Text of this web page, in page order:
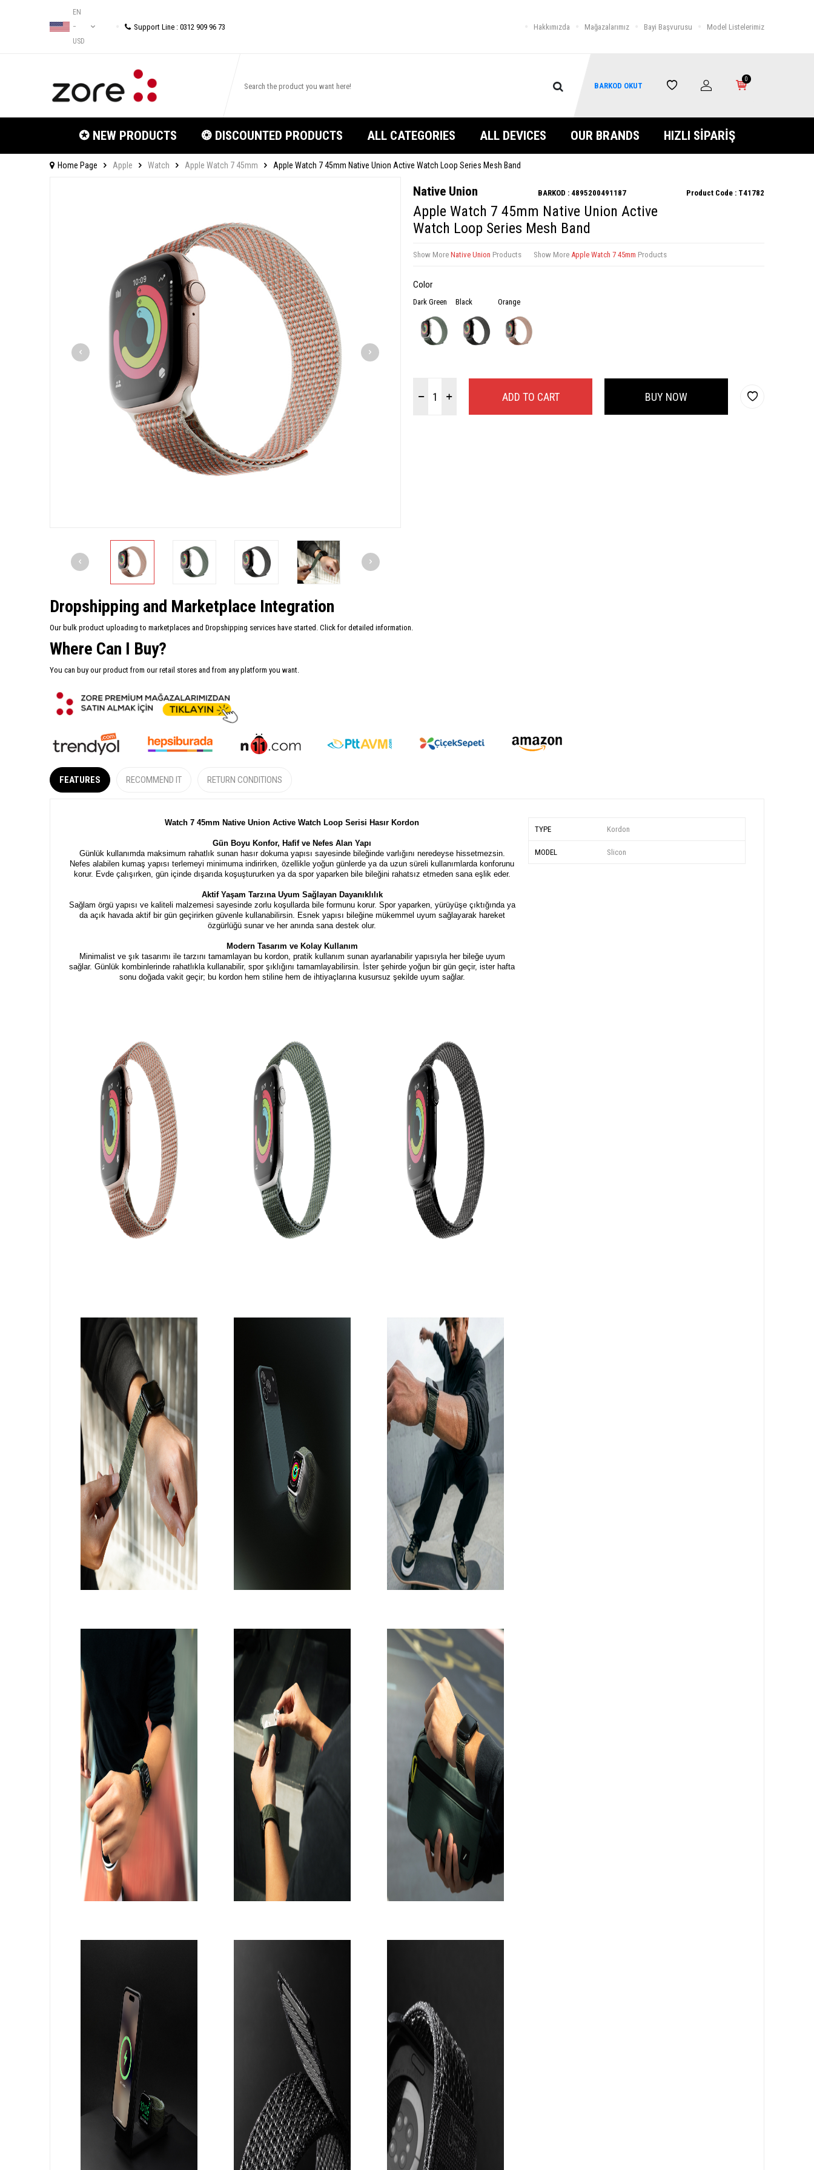
EN
−
USD
Support Line : 0312 909 96 73 Hakkımızda Mağazalarımız Bayi Başvurusu Model Listelerimiz
BARKOD OKUT
0
✪ NEW PRODUCTS ❂ DISCOUNTED PRODUCTS ALL CATEGORIES ALL DEVICES OUR BRANDS HIZLI SİPARİŞ
Home Page Apple Watch Apple Watch 7 45mm Apple Watch 7 45mm Native Union Active Watch Loop Series Mesh Band
Native Union BARKOD : 4895200491187 Product Code : T41782
Apple Watch 7 45mm Native Union Active
Watch Loop Series Mesh Band
Show More Native Union Products Show More Apple Watch 7 45mm Products
Color
Dark Green Black Orange
ADD TO CART BUY NOW
Dropshipping and Marketplace Integration
Our bulk product uploading to marketplaces and Dropshipping services have started. Click for detailed information.
Where Can I Buy?
You can buy our product from our retail stores and from any platform you want.
FEATURES RECOMMEND IT RETURN CONDITIONS
Watch 7 45mm Native Union Active Watch Loop Serisi Hasır Kordon
Gün Boyu Konfor, Hafif ve Nefes Alan Yapı
Günlük kullanımda maksimum rahatlık sunan hasır dokuma yapısı sayesinde bileğinde varlığını neredeyse hissetmezsin.
Nefes alabilen kumaş yapısı terlemeyi minimuma indirirken, özellikle yoğun günlerde ya da uzun süreli kullanımlarda konforunu
korur. Evde çalışırken, gün içinde dışarıda koşuştururken ya da spor yaparken bile bileğini rahatsız etmeden sana eşlik eder.
Aktif Yaşam Tarzına Uyum Sağlayan Dayanıklılık
Sağlam örgü yapısı ve kaliteli malzemesi sayesinde zorlu koşullarda bile formunu korur. Spor yaparken, yürüyüşe çıktığında ya
da açık havada aktif bir gün geçirirken güvenle kullanabilirsin. Esnek yapısı bileğine mükemmel uyum sağlayarak hareket
özgürlüğü sunar ve her anında sana destek olur.
Modern Tasarım ve Kolay Kullanım
Minimalist ve şık tasarımı ile tarzını tamamlayan bu kordon, pratik kullanım sunan ayarlanabilir yapısıyla her bileğe uyum
sağlar. Günlük kombinlerinde rahatlıkla kullanabilir, spor şıklığını tamamlayabilirsin. İster şehirde yoğun bir gün geçir, ister hafta
sonu doğada vakit geçir; bu kordon hem stiline hem de ihtiyaçlarına kusursuz şekilde uyum sağlar.
TYPE Kordon
MODEL Slicon